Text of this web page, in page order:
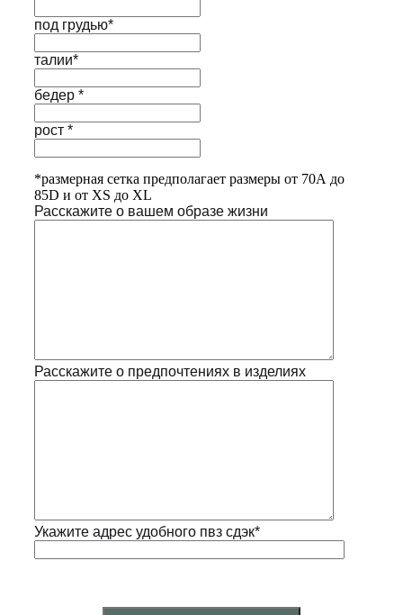
под грудью*
талии*
бедер *
рост *
*размерная сетка предполагает размеры от 70А до
85D и от XS до XL
Расскажите о вашем образе жизни
Расскажите о предпочтениях в изделиях
Укажите адрес удобного пвз сдэк*